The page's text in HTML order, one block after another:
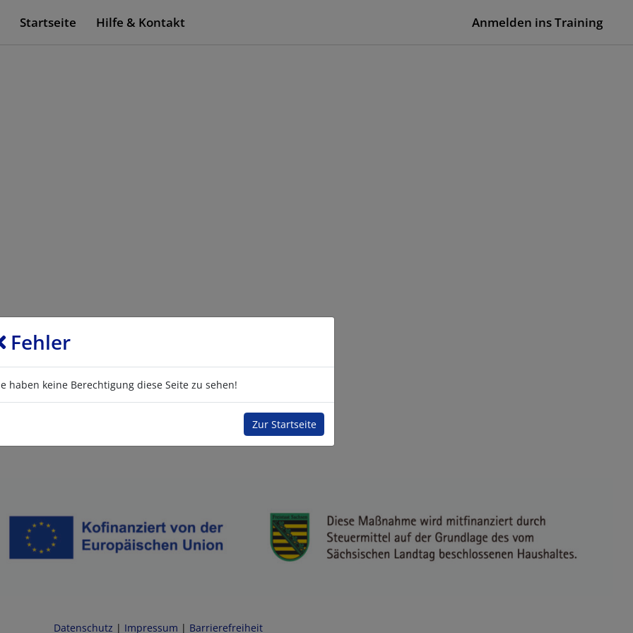
Startseite Hilfe & Kontakt Anmelden ins Training
Fehler
haben keine Berechtigung diese Seite zu sehen!
Zur Startseite
Datenschutz | Impressum | Barrierefreiheit